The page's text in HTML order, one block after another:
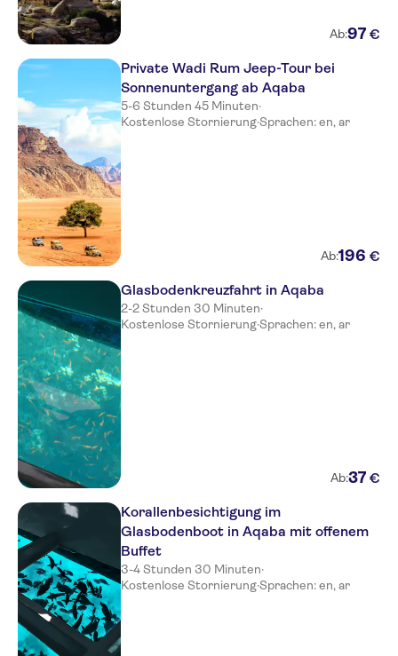
Ab:97 €
Private Wadi Rum Jeep-Tour bei
Sonnenuntergang ab Aqaba
5-6 Stunden 45 Minuten·
Kostenlose Stornierung·Sprachen: en, ar
Ab:196 €
Glasbodenkreuzfahrt in Aqaba
2-2 Stunden 30 Minuten·
Kostenlose Stornierung·Sprachen: en, ar
Ab:37 €
Korallenbesichtigung im
Glasbodenboot in Aqaba mit offenem
Buffet
3-4 Stunden 30 Minuten·
Kostenlose Stornierung·Sprachen: en, ar